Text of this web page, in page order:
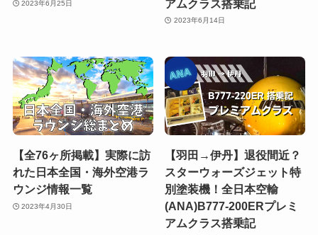
2023年6月25日
アムクラス搭乗記
2023年6月14日
【全76ヶ所掲載】実際に訪
れた日本全国・海外空港ラ
ウンジ情報一覧
2023年4月30日
【羽田→伊丹】退役間近？
スターウォーズジェット特
別塗装機！全日本空輸
(ANA)B777-200ERプレミ
アムクラス搭乗記